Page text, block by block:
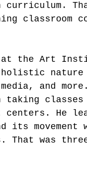
curriculum.
classroom
at the Art
and
taking
centers. He
its movement
That was